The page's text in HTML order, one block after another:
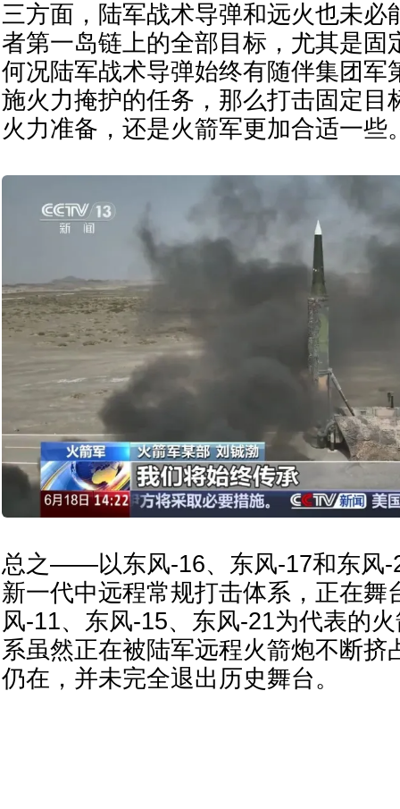
三方面，陆军战术导弹和远火也未必
者第一岛链上的全部目标，尤其是固
何况陆军战术导弹始终有随伴集团军
施火力掩护的任务，那么打击固定目
火力准备，还是火箭军更加合适一些
总之——以东风-16、东风-17和东风-
新一代中远程常规打击体系，正在舞
风-11、东风-15、东风-21为代表的
系虽然正在被陆军远程火箭炮不断挤
仍在，并未完全退出历史舞台。